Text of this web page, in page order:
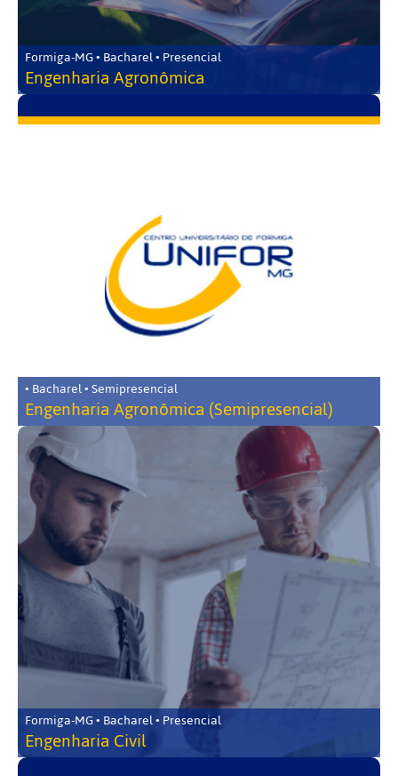
Formiga-MG • Bacharel • Presencial
Engenharia Agronômica
• Bacharel • Semipresencial
Engenharia Agronômica (Semipresencial)
Formiga-MG • Bacharel • Presencial
Engenharia Civil